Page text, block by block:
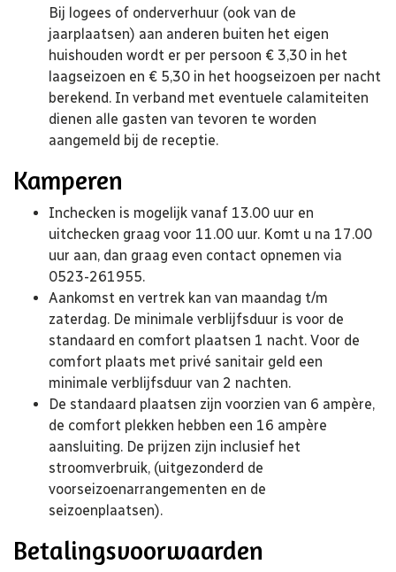
Bij logees of onderverhuur (ook van de
jaarplaatsen) aan anderen buiten het eigen
huishouden wordt er per persoon € 3,30 in het
laagseizoen en € 5,30 in het hoogseizoen per nacht
berekend. In verband met eventuele calamiteiten
dienen alle gasten van tevoren te worden
aangemeld bij de receptie.
Kamperen
Inchecken is mogelijk vanaf 13.00 uur en
uitchecken graag voor 11.00 uur. Komt u na 17.00
uur aan, dan graag even contact opnemen via
0523-261955.
Aankomst en vertrek kan van maandag t/m
zaterdag. De minimale verblijfsduur is voor de
standaard en comfort plaatsen 1 nacht. Voor de
comfort plaats met privé sanitair geld een
minimale verblijfsduur van 2 nachten.
De standaard plaatsen zijn voorzien van 6 ampère,
de comfort plekken hebben een 16 ampère
aansluiting. De prijzen zijn inclusief het
stroomverbruik, (uitgezonderd de
voorseizoenarrangementen en de
seizoenplaatsen).
Betalingsvoorwaarden